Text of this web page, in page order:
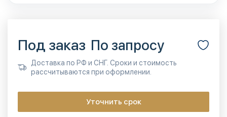
Под заказ По запросу
Доставка по РФ и СНГ. Сроки и стоимость
рассчитываются при оформлении.
Уточнить срок